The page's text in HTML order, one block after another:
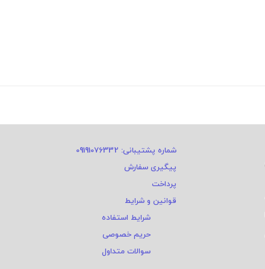
شماره پشتیبانی: 09191076332
پیگیری سفارش
پرداخت
قوانین و شرایط
شرایط استفاده
حریم خصوصی
سوالات متداول